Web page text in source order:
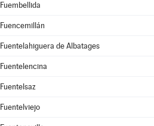
Fuembellida
Fuencemillán
Fuentelahiguera de Albatages
Fuentelencina
Fuentelsaz
Fuentelviejo